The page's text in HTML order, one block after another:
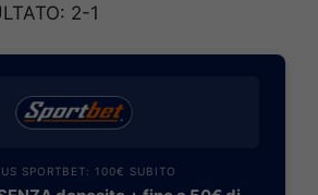
2-1
SPORTBET: 100€ SUBITO